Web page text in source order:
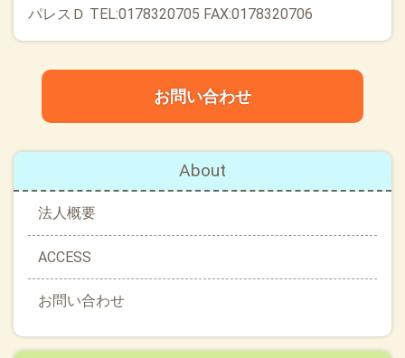
パレスＤ TEL:0178320705 FAX:0178320706
お問い合わせ
About
法人概要
ACCESS
お問い合わせ